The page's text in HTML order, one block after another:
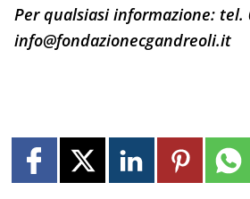
Per qualsiasi informazione: tel.
info@fondazionecgandreoli.it